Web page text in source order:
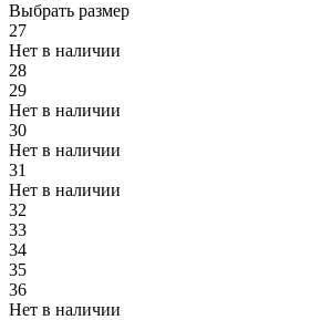
Выбрать размер
27
Нет в наличии
28
29
Нет в наличии
30
Нет в наличии
31
Нет в наличии
32
33
34
35
36
Нет в наличии